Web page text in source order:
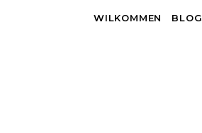
WILKOMMEN BLOG